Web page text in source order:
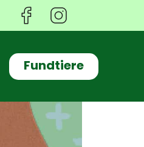
Fundtiere